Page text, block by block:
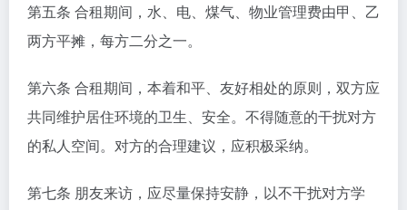
第五条 合租期间，水、电、煤气、物业管理费由甲、乙
两方平摊，每方二分之一。
第六条 合租期间，本着和平、友好相处的原则，双方应
共同维护居住环境的卫生、安全。不得随意的干扰对方
的私人空间。对方的合理建议，应积极采纳。
第七条 朋友来访，应尽量保持安静，以不干扰对方学